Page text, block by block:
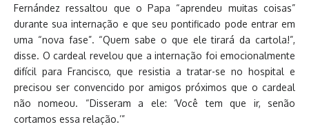
Fernández ressaltou que o Papa “aprendeu muitas coisas”
durante sua internação e que seu pontificado pode entrar em
uma “nova fase”. “Quem sabe o que ele tirará da cartola!”,
disse. O cardeal revelou que a internação foi emocionalmente
difícil para Francisco, que resistia a tratar-se no hospital e
precisou ser convencido por amigos próximos que o cardeal
não nomeou. “Disseram a ele: ‘Você tem que ir, senão
cortamos essa relação.’”